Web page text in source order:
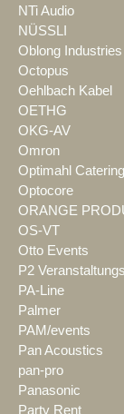
NTi Audio
NÜSSLI
Oblong Industries
Octopus
Oehlbach Kabel
OETHG
OKG-AV
Omron
Optimahl Catering
Optocore
ORANGE
OS-VT
Otto Events
P2
PA-Line
Palmer
PAM/events
Pan Acoustics
pan-pro
Panasonic
Party Rent